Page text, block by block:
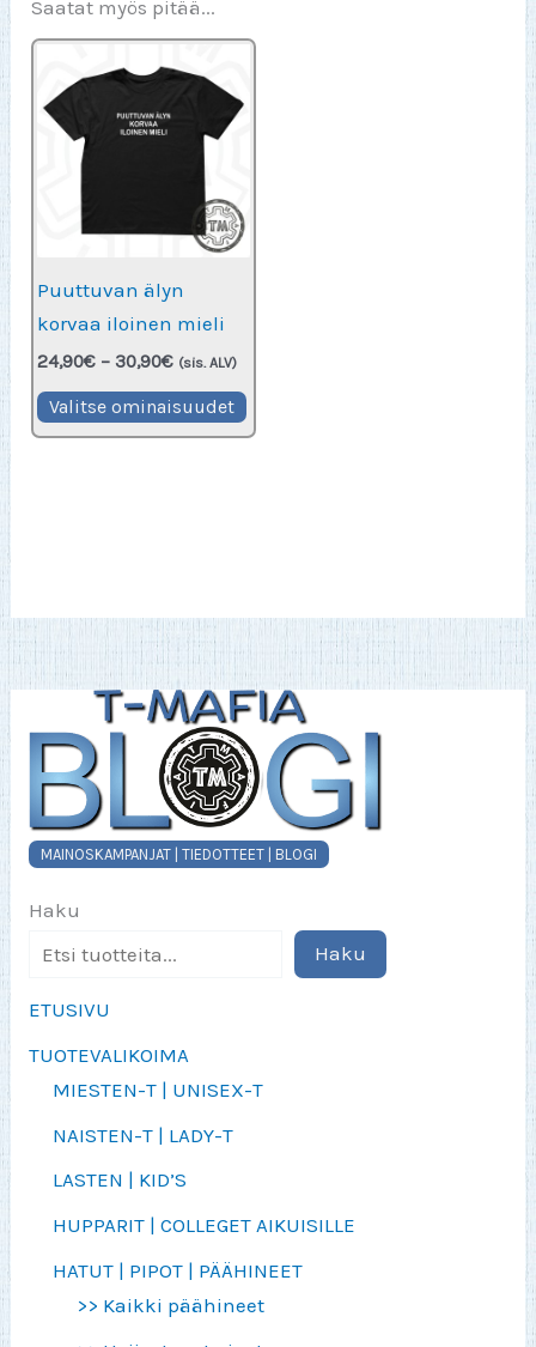
MAINOSKAMPANJAT | TIEDOTTEET | BLOGI
Haku
Haku
ETUSIVU
TUOTEVALIKOIMA
MIESTEN-T | UNISEX-T
NAISTEN-T | LADY-T
LASTEN | KID’S
HUPPARIT | COLLEGET AIKUISILLE
HATUT | PIPOT | PÄÄHINEET
>> Kaikki päähineet
Saatat myös pitää...
Puuttuvan älyn
korvaa iloinen mieli
24,90€ – 30,90€Hintaluokka:
-
30,90€
(sis. ALV)
Valitse ominaisuudet Tällä
tuotteella
valinnat
tuotteen
sivulla.